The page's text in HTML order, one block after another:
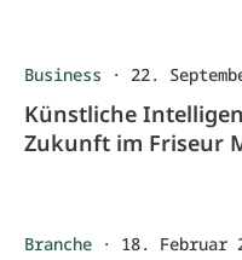
Business · 22.
Künstliche
Zukunft im Friseur
Branche · 18. Februar